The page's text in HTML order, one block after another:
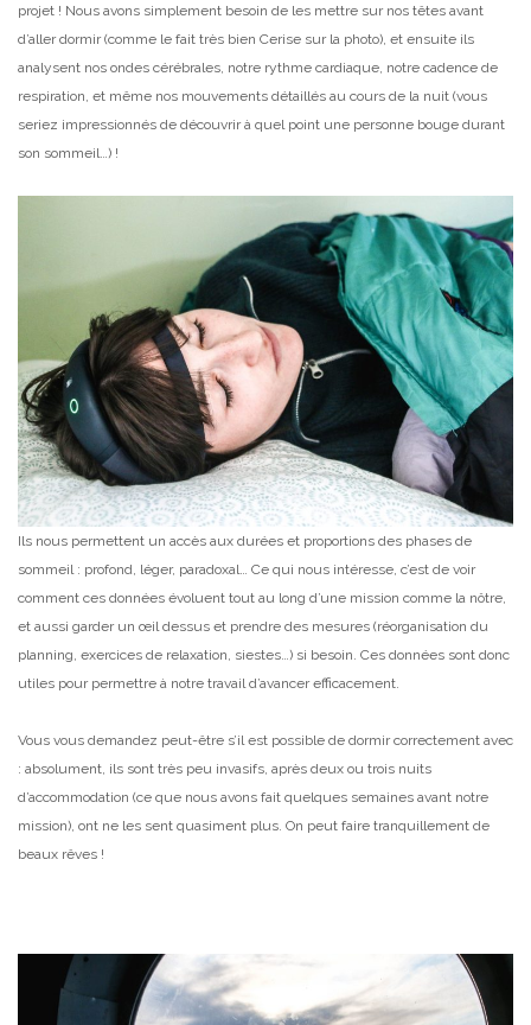
projet ! Nous avons simplement besoin de les mettre sur nos têtes avant
d’aller dormir (comme le fait très bien Cerise sur la photo), et ensuite ils
analysent nos ondes cérébrales, notre rythme cardiaque, notre cadence de
respiration, et même nos mouvements détaillés au cours de la nuit (vous
seriez impressionnés de découvrir à quel point une personne bouge durant
son sommeil…) !
Ils nous permettent un accès aux durées et proportions des phases de
sommeil : profond, léger, paradoxal… Ce qui nous intéresse, c’est de voir
comment ces données évoluent tout au long d’une mission comme la nôtre,
et aussi garder un œil dessus et prendre des mesures (réorganisation du
planning, exercices de relaxation, siestes…) si besoin. Ces données sont donc
utiles pour permettre à notre travail d’avancer efficacement.
Vous vous demandez peut-être s’il est possible de dormir correctement avec
: absolument, ils sont très peu invasifs, après deux ou trois nuits
d’accommodation (ce que nous avons fait quelques semaines avant notre
mission), ont ne les sent quasiment plus. On peut faire tranquillement de
beaux rêves !